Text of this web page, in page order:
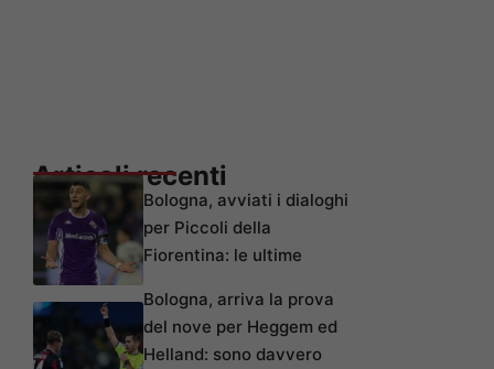
Articoli recenti
Bologna, avviati i dialoghi
per Piccoli della
Fiorentina: le ultime
Bologna, arriva la prova
del nove per Heggem ed
Helland: sono davvero